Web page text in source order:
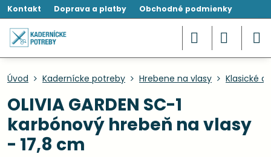
Kontakt Doprava a platby Obchodné podmienky
Úvod Kadernícke potreby Hrebene na vlasy Klasické
OLIVIA GARDEN SC-1
karbónový hrebeň na vlasy
- 17,8 cm